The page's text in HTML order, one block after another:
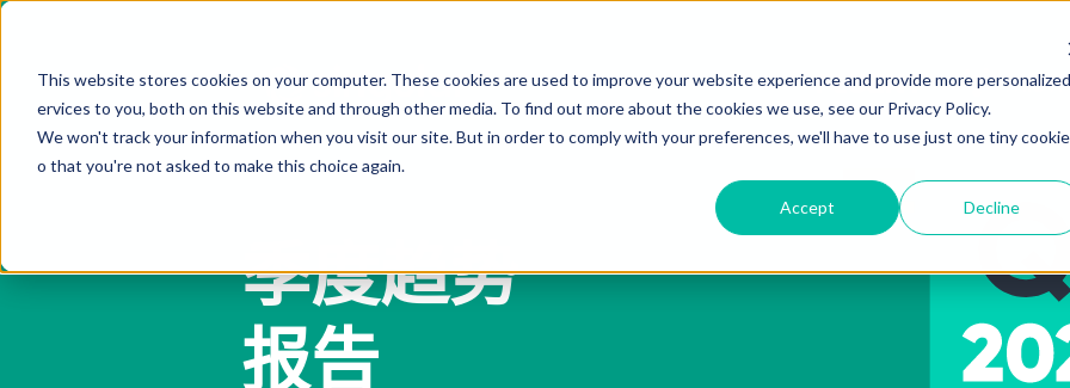
This website stores cookies on your computer. These cookies are used to improve your website experience and provide more
ervices to you, both on this website and through other media. To find out more about the cookies we use, see our Privacy Policy.
We won't track your information when you visit our site. But in order to comply with your preferences, we'll have to use just one tiny
o that you're not asked to make this choice again.
Accept Decline
专题
季度趋势
报告